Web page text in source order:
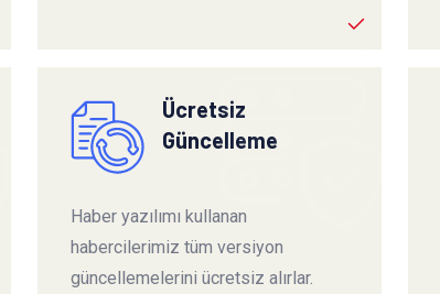
Ücretsiz
Güncelleme
Haber yazılımı kullanan
habercilerimiz tüm versiyon
güncellemelerini ücretsiz alırlar.